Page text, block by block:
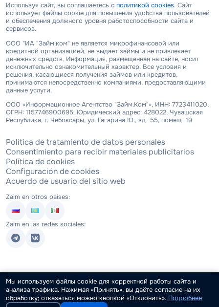
Используя сайт, вы соглашаетесь с политикой cookies. Сайт
использует файлы cookie для повышения удобства пользователей
и обеспечения должного уровня работоспособности сайта и
сервисов.
ООО "ИА "Займ.ком" не является микрофинансовой или
кредитной организацией, не выдает займы и не привлекает
денежных средств. Информация, размещенная на сайте, носит
исключительно ознакомительный характер. Все условия и
решения, касающиеся получения займов или кредитов,
принимаются непосредственно компаниями, предоставляющими
данные услуги.
ООО «Информационное Агентство "Займ.Ком"», ИНН: 7723411020,
ОГРН: 1157746900695. Юридический адрес: 428022, Чувашская
Республика, г. Чебоксары, ул. Гагарина Ю., зд. 55, помещ. 19
Política de tratamiento de datos personales
Consentimiento para recibir materiales publicitarios
Política de cookies
Configuración de cookies
Acuerdo de usuario del sitio web
Zaim en otros países:
Zaim en las redes sociales:
Мы используем файлы cookie для корректной работы сайта и
анализа трафика. Нажимая «Принять», вы даёте согласие на их
обработку; отказаться можно кнопкой «Отклонить». Подробнее